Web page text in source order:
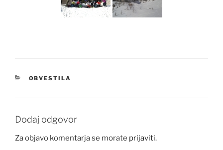
KATEGORIJE
OBVESTILA
Dodaj odgovor
Za objavo komentarja se morate prijaviti.